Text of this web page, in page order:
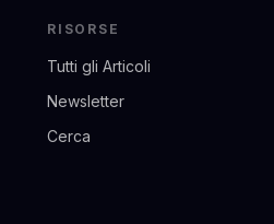
RISORSE
Tutti gli Articoli
Newsletter
Cerca